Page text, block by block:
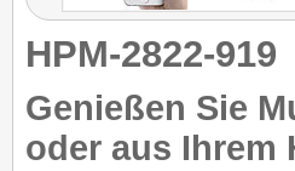
HPM-2822-
Genießen Sie
oder aus Ihrem